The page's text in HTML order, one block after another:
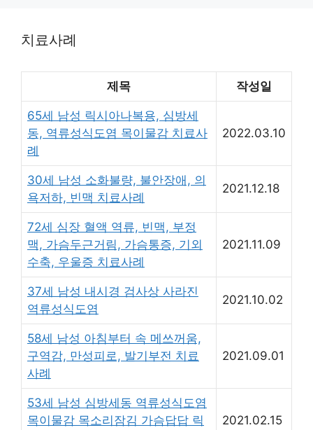
치료사례
제목 작성일
65세 남성 릭시아나복용, 심방세
동, 역류성식도염 목이물감 치료사
례
2022.03.10
30세 남성 소화불량, 불안장애, 의
욕저하, 빈맥 치료사례
2021.12.18
72세 심장 혈액 역류, 빈맥, 부정
맥, 가슴두근거림, 가슴통증, 기외
수축, 우울증 치료사례
2021.11.09
37세 남성 내시경 검사상 사라진
역류성식도염
2021.10.02
58세 남성 아침부터 속 메쓰꺼움,
구역감, 만성피로, 발기부전 치료
사례
2021.09.01
53세 남성 심방세동 역류성식도염
목이물감 목소리잠김 가슴답답 릭
2021.02.15